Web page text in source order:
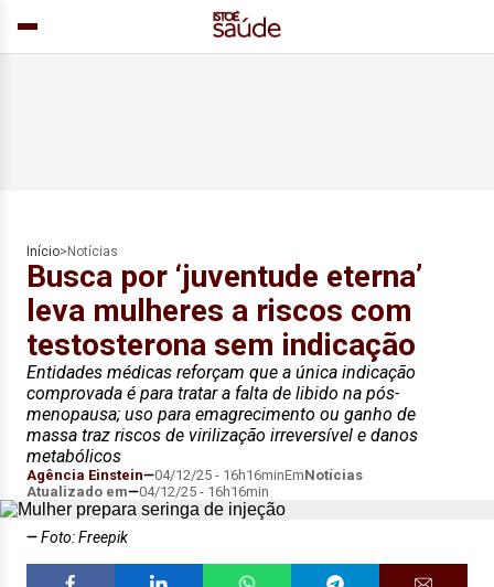
Início> Notícias
Busca por ‘juventude eterna’
leva mulheres a riscos com
testosterona sem indicação
Entidades médicas reforçam que a única indicação
comprovada é para tratar a falta de libido na pós-
menopausa; uso para emagrecimento ou ganho de
massa traz riscos de virilização irreversível e danos
metabólicos
Agência Einstein 04/12/25 - 16h16minEmNotícias
Atualizado em
04/12/25 - 16h16min
Foto: Freepik